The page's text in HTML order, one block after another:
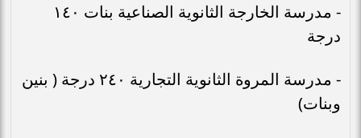
- مدرسة الخارجة الثانوية الصناعية بنات ١٤٠
درجة
- مدرسة المروة الثانوية التجارية ٢٤٠ درجة ( بنين
وبنات)